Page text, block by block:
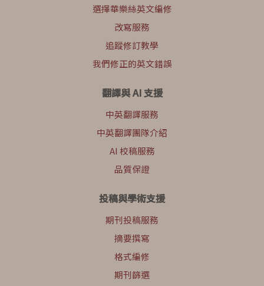
選擇華樂絲英文編修
改寫服務
追蹤修訂教學
我們修正的英文錯誤
翻譯與 AI 支援
中英翻譯服務
中英翻譯團隊介紹
AI 校稿服務
品質保證
投稿與學術支援
期刊投稿服務
摘要撰寫
格式編修
期刊篩選